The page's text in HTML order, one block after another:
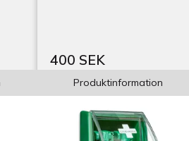
400 SEK
Produktinformation